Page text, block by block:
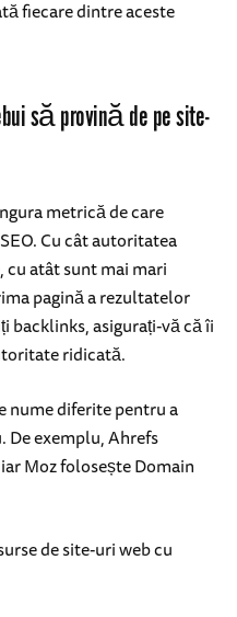
fiecare dintre aceste
să provină de pe site-
metrică de care
Cu cât autoritatea
cu atât sunt mai mari
pagină a rezultatelor
backlinks, asigurați-vă că îi
ridicată.
nume diferite pentru a
exemplu, Ahrefs
Moz folosește Domain
de site-uri web cu